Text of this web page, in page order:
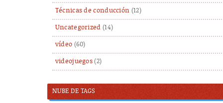
Técnicas de conducción (12)
Uncategorized (14)
vídeo (60)
videojuegos (2)
NUBE DE TAGS